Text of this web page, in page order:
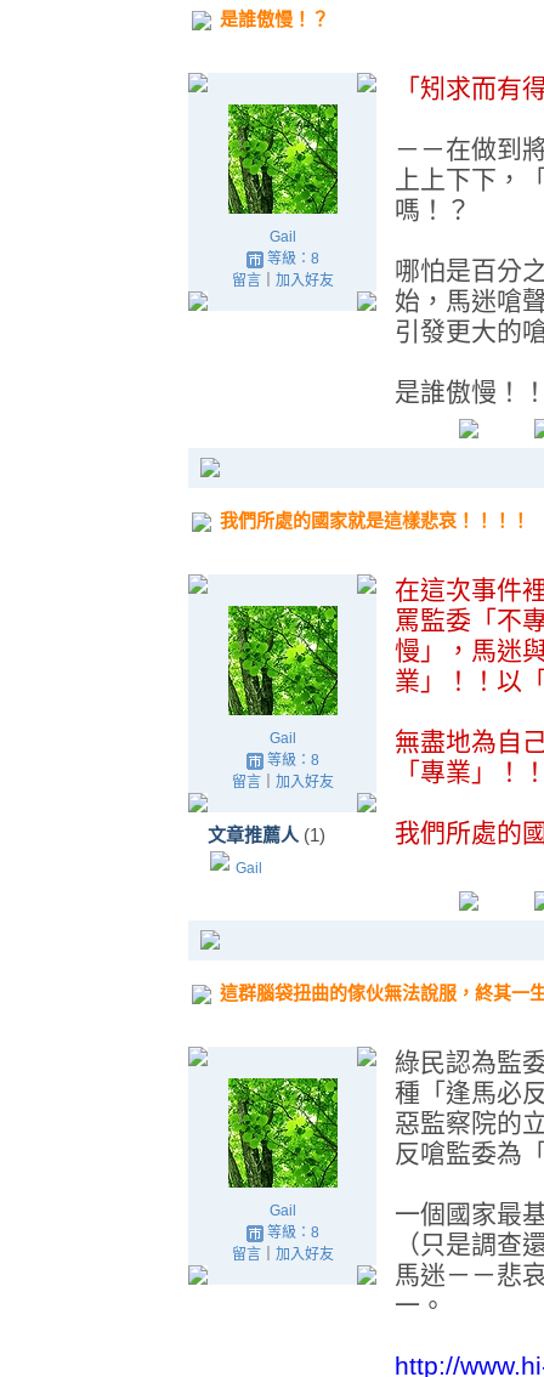
是誰傲慢！？
Gail
等級：8
留言｜ 加入好友
「矧求而有
－－在做到
上上下下，
嗎！？
哪怕是百分
始，馬迷嗆
引發更大的
是誰傲慢！
我們所處的國家就是這樣悲哀！！！！
Gail
等級：8
留言｜ 加入好友
文章推薦人 (1)
Gail
在這次事件
罵監委「不
慢」，馬迷
業」！！以
無盡地為自
「專業」！
我們所處的
這群腦袋扭曲的傢伙無法說服，終其一
Gail
等級：8
留言｜ 加入好友
綠民認為監
種「逢馬必
惡監察院的
反嗆監委為
一個國家最
（只是調查
馬迷－－悲
一。
http://